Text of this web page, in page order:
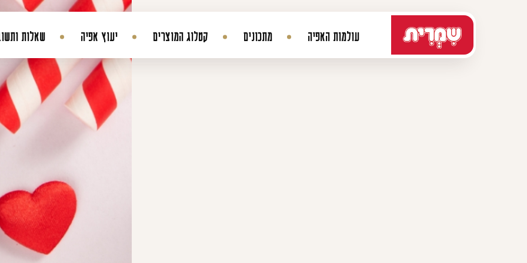
ניווט ראשי עולמות האפיה מתכונים קטלוג המוצרים יעוץ אפיה שאלות
היסטורית הזמנות עדכן סיסמהמועדפים